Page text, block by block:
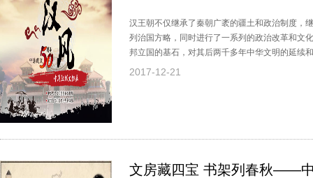
汉王朝不仅继承了秦朝广袤的疆土和政治制度，
列治国方略，同时进行了一系列的政治改革和文
邦立国的基石，对其后两千多年中华文明的延续
族被称为汉族，中国人使用的文字叫汉字，中国
2017-12-21
文房藏四宝 书架列春秋——